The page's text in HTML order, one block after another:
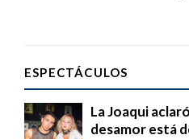
ESPECTÁCULOS
La Joaqui
desamor está